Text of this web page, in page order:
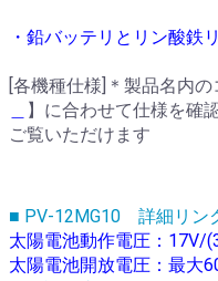
・鉛バッテリとリン酸鉄
[各機種仕様]＊製品名内
】に合わせて仕様を確
ご覧いただけます
■ PV-12MG10 詳細リン
太陽電池動作電圧：17V/
太陽電池開放電圧：最大